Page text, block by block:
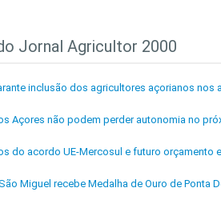
Jornal Agricultor 2000
inclusão dos agricultores açorianos
Açores não podem perder autonomia no
do acordo UE-Mercosul e futuro orçamento
Miguel recebe Medalha de Ouro de Ponta